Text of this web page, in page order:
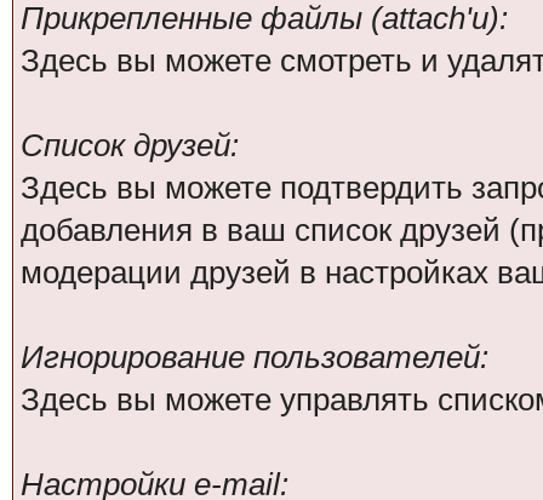
Прикрепленные файлы (attach'и):
Здесь вы можете смотреть и
Список друзей:
Здесь вы можете подтвердить
добавления в ваш список друзей
модерации друзей в настройках
Игнорирование пользователей:
Здесь вы можете управлять
Настройки e-mail: